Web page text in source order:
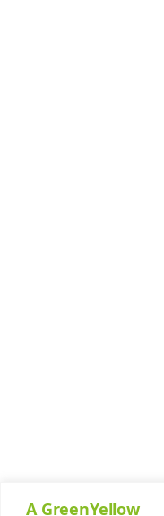
A GreenYellow